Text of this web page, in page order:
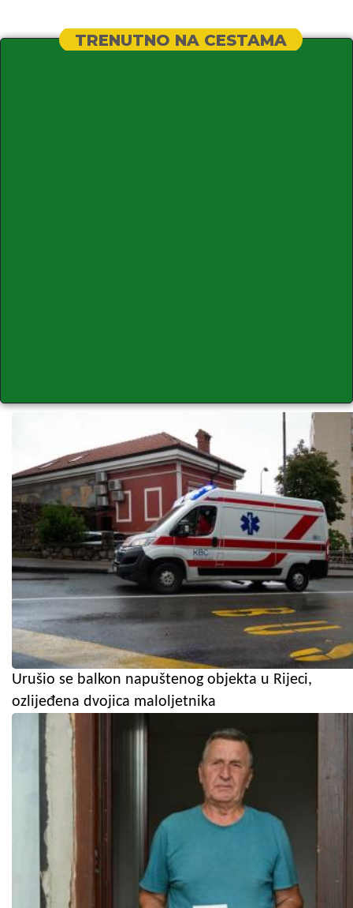
TRENUTNO NA CESTAMA
Urušio se balkon napuštenog objekta u Rijeci,
ozlijeđena dvojica maloljetnika